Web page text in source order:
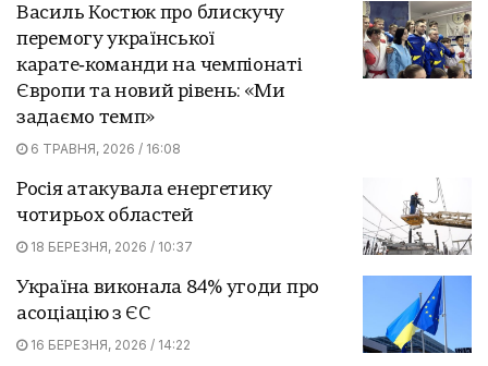
Василь Костюк про блискучу
перемогу української
карате‑команди на чемпіонаті
Європи та новий рівень: «Ми
задаємо темп»
6 ТРАВНЯ, 2026 / 16:08
Росія атакувала енергетику
чотирьох областей
18 БЕРЕЗНЯ, 2026 / 10:37
Україна виконала 84% угоди про
асоціацію з ЄС
16 БЕРЕЗНЯ, 2026 / 14:22